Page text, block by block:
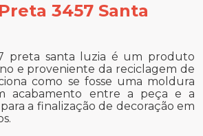
3457 Santa
preta santa luzia é um produto
e proveniente da reciclagem de
como se fosse uma moldura
acabamento entre a peça e a
a finalização de decoração em